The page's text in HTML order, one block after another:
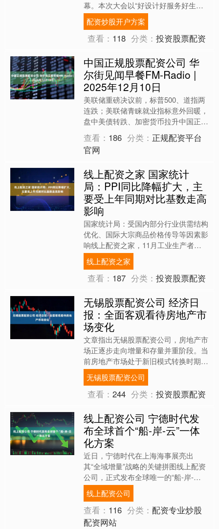
幕。本次大会以“好设计好服务好生
活”为核心主线，汇聚多地行业协会、
行业专家、头部企业负责....
配资炒股开户方案
查看： 118 分类：投资股票配资
中国正规股票配资公司 华
尔街见闻早餐FM-Radio |
2025年12月10日
美联储重磅决议前，标普500、道指两
连跌；美联储青睐就业指标意外回暖，
盘中美债转跌、加密货币拉升中国正规
股票配资公司，以太坊一度涨近10%；
白银史上首次涨破60....
查看： 186 分类： 正规配资平台
官网
线上配资之家 国家统计
局：PPI同比降幅扩大，主
要受上年同期对比基数走高
影响
国家统计局：受国内部分行业供需结构
优化、国际大宗商品价格传导等因素影
响线上配资之家，11月工业生产者出
厂价格指数（PPI）环比上涨0.1%，同
比下降2.2%。本....
线上配资之家
查看： 187 分类：投资股票配资
无锡股票配资公司 经济日
报：全面客观看待房地产市
场变化
文章指出无锡股票配资公司，房地产市
场正逐步走向增量和存量并重阶段。当
前房地产市场处于新旧模式转换时期无
锡股票配资公司，转型需要一定时间。
房地产市场虽有所波动，但....
无锡股票配资公司
查看：244 分类：投资股票配资
线上配资公司 宁德时代发
布全球首个“船-岸-云”一体
化方案
近日，宁德时代在上海海事展亮出
其“全域增量”战略的关键拼图线上配资
公司，正式发布全球唯一的“船-岸-
云”零碳航运一体化解决方案。此举标
志着宁德时代将“全域增量”....
线上配资公司
查看： 116 分类：配资专业炒股
配资网站